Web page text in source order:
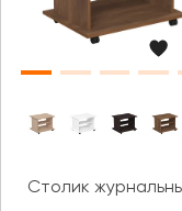
Столик